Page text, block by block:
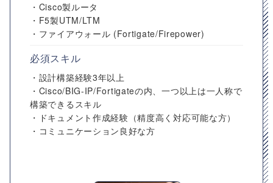
・Cisco製ルータ
・F5製UTM/LTM
・ファイアウォール (Fortigate/Firepower)
必須スキル
・設計構築経験3年以上
・Cisco/BIG-IP/Fortigateの内、一つ以上は一人称で
構築できるスキル
・ドキュメント作成経験（精度高く対応可能な方）
・コミュニケーション良好な方